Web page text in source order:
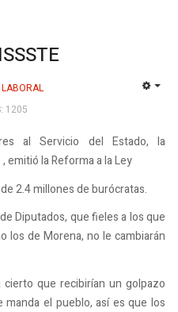
1205
al Servicio del Estado, la
, emitió la Reforma a la Ley
2.4 millones de burócratas.
Diputados, que fieles a los que
los de Morena, no le cambiarán
que recibirían un golpazo
el pueblo, así es que los